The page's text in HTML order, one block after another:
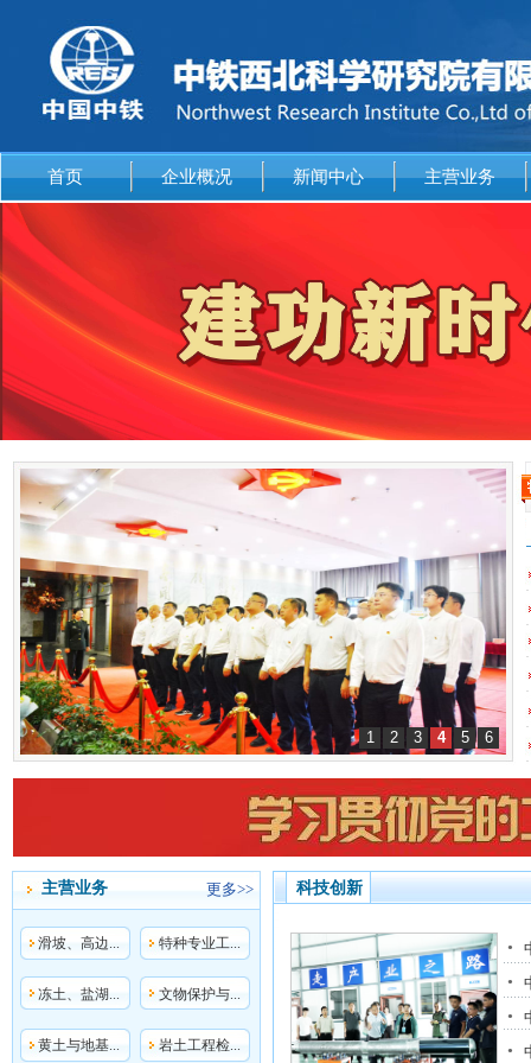
首页 企业概况 新闻中心 主营业务
1 2 3 4 5 6
主营业务 更多>>
滑坡、高边...
冻土、盐湖...
黄土与地基...
特种专业工...
文物保护与...
岩土工程检...
科技创新
•
•
•
•